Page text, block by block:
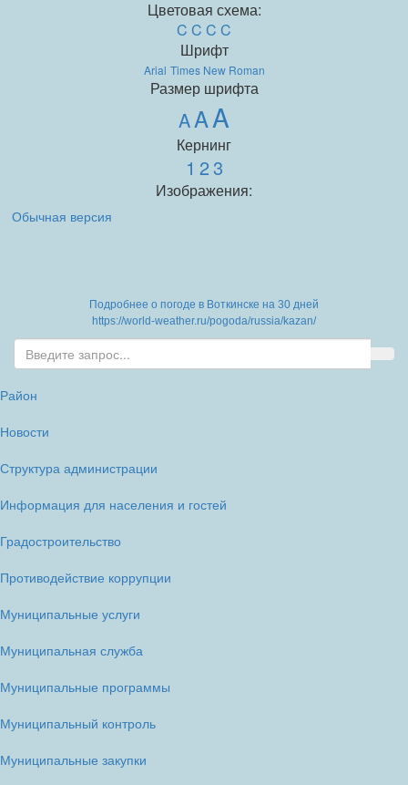
Цветовая схема:
C C C C
Шрифт
Arial Times New Roman
Размер шрифта
AAA
Кернинг
1 23
Изображения:
Обычная версия
Подробнее о погоде в Воткинске на 30 дней
https://world-weather.ru/pogoda/russia/kazan/
Район
Новости
Структура администрации
Информация для населения и гостей
Градостроительство
Противодействие коррупции
Муниципальные услуги
Муниципальная служба
Муниципальные программы
Муниципальный контроль
Муниципальные закупки